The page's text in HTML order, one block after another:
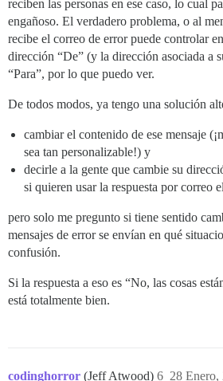
reciben las personas en ese caso, lo cual
engañoso. El verdadero problema, o al
recibe el correo de error puede controlar
dirección “De” (y la dirección asociada a
“Para”, por lo que puedo ver.
De todos modos, ya tengo una solución
cambiar el contenido de ese mensaje
sea tan personalizable!) y
decirle a la gente que cambie su
si quieren usar la respuesta por correo
pero solo me pregunto si tiene sentido
mensajes de error se envían en qué
confusión.
Si la respuesta a eso es “No, las cosas
está totalmente bien.
codinghorror (Jeff Atwood) 28 Enero,
6